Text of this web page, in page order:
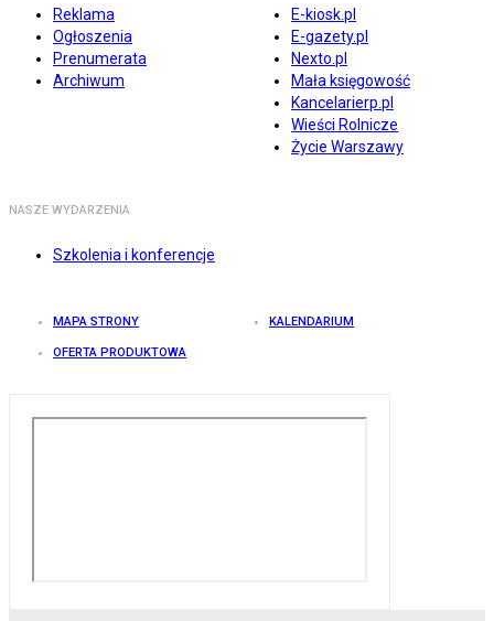
Reklama
Ogłoszenia
Prenumerata
Archiwum
E-kiosk.pl
E-gazety.pl
Nexto.pl
Mała księgowość
Kancelarierp.pl
Wieści Rolnicze
Życie Warszawy
NASZE WYDARZENIA
Szkolenia i konferencje
MAPA STRONY KALENDARIUM
OFERTA PRODUKTOWA